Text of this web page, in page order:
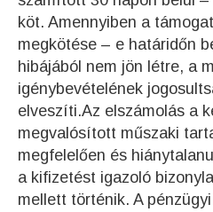
köt. Amennyiben a
megkötése – e határidőn
hibájából nem jön létre, a
igénybevételének
elveszíti.Az elszámolás a
megvalósított műszaki
megfelelően és
a kifizetést igazoló
mellett történik. A